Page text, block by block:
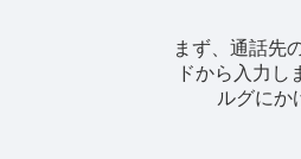
まず、通話先
ドから入力し
ルグにか